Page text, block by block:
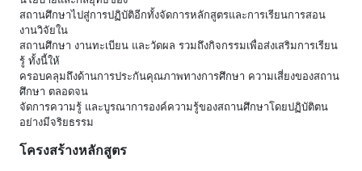
สถานศึกษาไปสู่การปฏิบัติอีกทั้งจัดการหลักสูตรและการเรียนการสอน
งานวิจัยใน
สถานศึกษา งานทะเบียน และวัดผล รวมถึงกิจกรรมเพื่อส่งเสริมการเรียน
รู้ ทั้งนี้ให้
ครอบคลุมถึงด้านการประกันคุณภาพทางการศึกษา ความเสี่ยงของสถาน
ศึกษา ตลอดจน
จัดการความรู้ และบูรณาการองค์ความรู้ของสถานศึกษาโดยปฏิบัติตน
อย่างมีจริยธรรม
โครงสร้างหลักสูตร